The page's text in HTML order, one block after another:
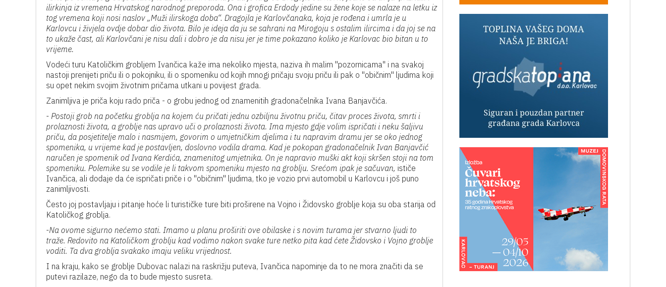
ilirkinja iz vremena Hrvatskog narodnog preporoda. Ona i grofica Erdody jedine su žene koje se nalaze na letku iz
tog vremena koji nosi naslov „Muži ilirskoga doba“. Dragojla je Karlovčanaka, koja je rođena i umrla je u
Karlovcu i živjela ovdje dobar dio života. Bilo je ideja da ju se sahrani na Mirogoju s ostalim ilircima i da joj se na
to ukaže čast, ali Karlovčani je nisu dali i dobro je da nisu jer je time pokazano koliko je Karlovac bio bitan u to
vrijeme.
Vodeći turu Katoličkim grobljem Ivančica kaže ima nekoliko mjesta, naziva ih malim ''pozornicama'' i na svakoj
nastoji prenijeti priču ili o pokojniku, ili o spomeniku od kojih mnogi pričaju svoju priču ili pak o ''običnim'' ljudima koji
su opet nekim svojim životnim pričama utkani u povijest grada.
Zanimljiva je priča koju rado priča - o grobu jednog od znamenitih gradonačelnika Ivana Banjavčića.
- Postoji grob na početku groblja na kojem ću pričati jednu ozbiljnu životnu priču, čitav proces života, smrti i
prolaznosti života, a groblje nas upravo uči o prolaznosti života. Ima mjesto gdje volim ispričati i neku šaljivu
priču, da posjetitelje malo i nasmijem, govorim o umjetničkim djelima i tu napravim dramu jer se oko jednog
spomenika, u vrijeme kad je postavljen, doslovno vodila drama. Kad je pokopan gradonačelnik Ivan Banjavčić
naručen je spomenik od Ivana Kerdića, znamenitog umjetnika. On je napravio muški akt koji skršen stoji na tom
spomeniku. Polemike su se vodile je li takvom spomeniku mjesto na groblju. Srećom ipak je sačuvan, ističe
Ivančica, ali dodaje da će ispričati priče i o ''običnim'' ljudima, tko je vozio prvi automobil u Karlovcu i još puno
zanimljivosti.
Često joj postavljaju i pitanje hoće li turističke ture biti proširene na Vojno i Židovsko groblje koja su oba starija od
Katoličkog groblja.
-Na ovome sigurno nećemo stati. Imamo u planu proširiti ove obilaske i s novim turama jer stvarno ljudi to
traže. Redovito na Katoličkom groblju kad vodimo nakon svake ture netko pita kad ćete Židovsko i Vojno groblje
voditi. Ta dva groblja svakako imaju veliku vrijednost.
I na kraju, kako se groblje Dubovac nalazi na raskrižju puteva, Ivančica napominje da to ne mora značiti da se
putevi razilaze, nego da to bude mjesto susreta.